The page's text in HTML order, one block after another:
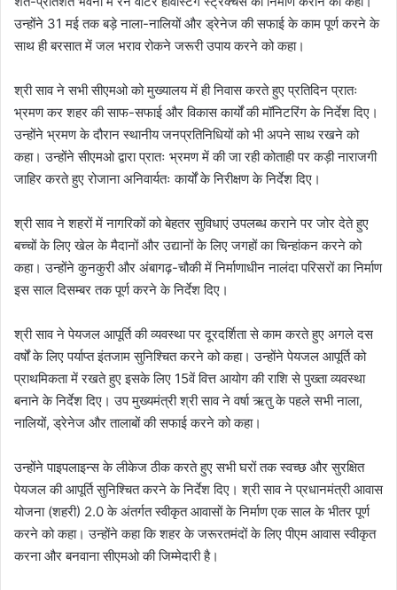
उन्होंने 31 मई तक बड़े नाला-नालियों और ड्रेनेज की सफाई के काम पूर्ण करने के
साथ ही बरसात में जल भराव रोकने जरूरी उपाय करने को कहा।
श्री साव ने सभी सीएमओ को मुख्यालय में ही निवास करते हुए प्रतिदिन प्रातः
भ्रमण कर शहर की साफ-सफाई और विकास कार्यों की मॉनिटरिंग के निर्देश दिए।
उन्होंने भ्रमण के दौरान स्थानीय जनप्रतिनिधियों को भी अपने साथ रखने को
कहा। उन्होंने सीएमओ द्वारा प्रातः भ्रमण में की जा रही कोताही पर कड़ी नाराजगी
जाहिर करते हुए रोजाना अनिवार्यतः कार्यों के निरीक्षण के निर्देश दिए।
श्री साव ने शहरों में नागरिकों को बेहतर सुविधाएं उपलब्ध कराने पर जोर देते हुए
बच्चों के लिए खेल के मैदानों और उद्यानों के लिए जगहों का चिन्हांकन करने को
कहा। उन्होंने कुनकुरी और अंबागढ़-चौकी में निर्माणाधीन नालंदा परिसरों का निर्माण
इस साल दिसम्बर तक पूर्ण करने के निर्देश दिए।
श्री साव ने पेयजल आपूर्ति की व्यवस्था पर दूरदर्शिता से काम करते हुए अगले दस
वर्षों के लिए पर्याप्त इंतजाम सुनिश्चित करने को कहा। उन्होंने पेयजल आपूर्ति को
प्राथमिकता में रखते हुए इसके लिए 15वें वित्त आयोग की राशि से पुख्ता व्यवस्था
बनाने के निर्देश दिए। उप मुख्यमंत्री श्री साव ने वर्षा ऋतु के पहले सभी नाला,
नालियों, ड्रेनेज और तालाबों की सफाई करने को कहा।
उन्होंने पाइपलाइन्स के लीकेज ठीक करते हुए सभी घरों तक स्वच्छ और सुरक्षित
पेयजल की आपूर्ति सुनिश्चित करने के निर्देश दिए। श्री साव ने प्रधानमंत्री आवास
योजना (शहरी) 2.0 के अंतर्गत स्वीकृत आवासों के निर्माण एक साल के भीतर पूर्ण
करने को कहा। उन्होंने कहा कि शहर के जरूरतमंदों के लिए पीएम आवास स्वीकृत
करना और बनवाना सीएमओ की जिम्मेदारी है।